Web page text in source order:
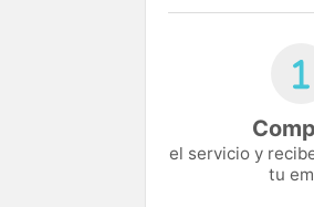
el servicio y
tu